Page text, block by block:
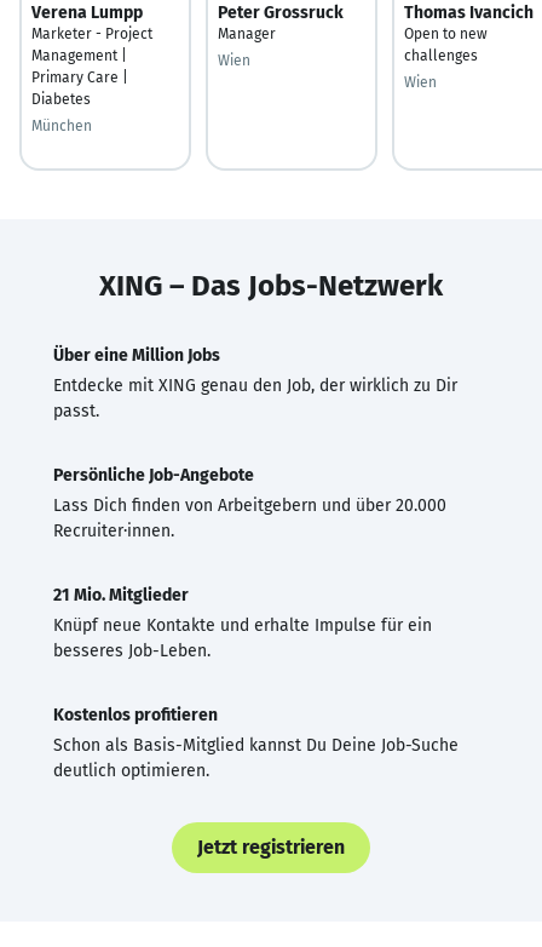
Verena Lumpp
Marketer - Project
Management |
Primary Care |
Diabetes
München
Peter Grossruck
Manager
Wien
Thomas Ivancich
Open to new
challenges
Wien
XING – Das Jobs-Netzwerk
Über eine Million Jobs
Entdecke mit XING genau den Job, der wirklich zu Dir
passt.
Persönliche Job-Angebote
Lass Dich finden von Arbeitgebern und über 20.000
Recruiter·innen.
21 Mio. Mitglieder
Knüpf neue Kontakte und erhalte Impulse für ein
besseres Job-Leben.
Kostenlos profitieren
Schon als Basis-Mitglied kannst Du Deine Job-Suche
deutlich optimieren.
Jetzt registrieren